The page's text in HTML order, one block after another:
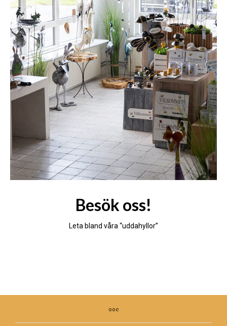
Besök oss!
Leta bland våra “uddahyllor”